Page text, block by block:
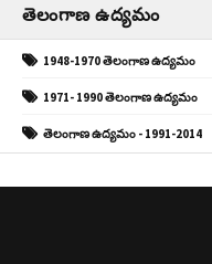
తెలంగాణ ఉద్యమం
1948-1970 తెలంగాణ ఉద్యమం
1971- 1990 తెలంగాణ ఉద్యమం
తెలంగాణ ఉద్యమం - 1991-2014